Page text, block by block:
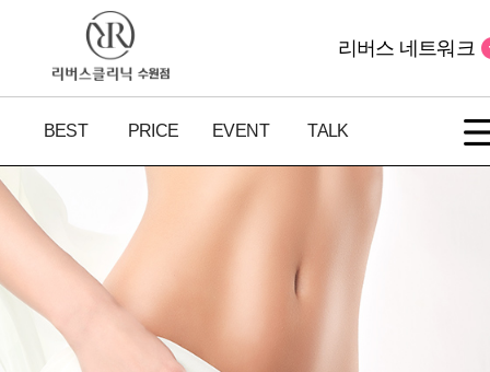
BEST PRICE EVENT TALK
리버스 네트워크